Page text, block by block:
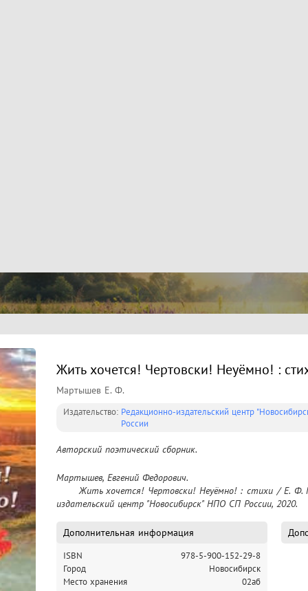
Жить хочется! Чертовски! Неуёмно! :
Мартышев Е. Ф.
Издательство: Редакционно-издательский центр
России
Авторский поэтический сборник.
Мартышев, Евгений Федорович.
	Жить хочется! Чертовски! Неуёмно! : стихи / Е. Ф. Мартышев. – Новосибирск : Редакционно-
издательский центр "Новосибирск" НПО СП России, 2020.
Дополнительная информация
ISBN
978-5-900-152-29-8
Город
Новосибирск
Место хранения
02аб